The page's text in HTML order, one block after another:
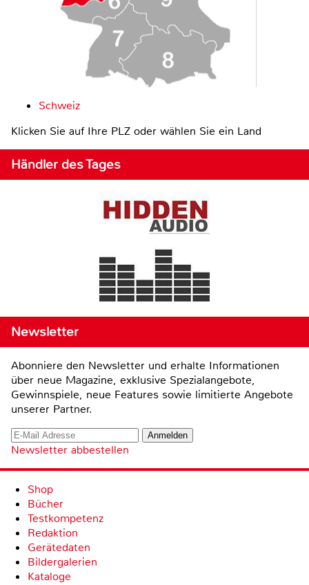
Schweiz
Klicken Sie auf Ihre PLZ oder wählen Sie ein Land
Händler des Tages
Newsletter
Abonniere den Newsletter und erhalte Informationen
über neue Magazine, exklusive Spezialangebote,
Gewinnspiele, neue Features sowie limitierte Angebote
unserer Partner.
Newsletter abbestellen
Shop
Bücher
Testkompetenz
Redaktion
Gerätedaten
Bildergalerien
Kataloge